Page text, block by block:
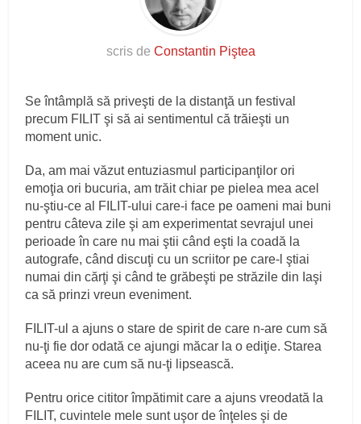
scris de Constantin Piştea
Se întâmplă să priveşti de la distanţă un festival
precum FILIT şi să ai sentimentul că trăieşti un
moment unic.
Da, am mai văzut entuziasmul participanţilor ori
emoţia ori bucuria, am trăit chiar pe pielea mea acel
nu-ştiu-ce al FILIT-ului care-i face pe oameni mai buni
pentru câteva zile şi am experimentat sevrajul unei
perioade în care nu mai ştii când eşti la coadă la
autografe, când discuţi cu un scriitor pe care-l ştiai
numai din cărţi şi când te grăbeşti pe străzile din Iaşi
ca să prinzi vreun eveniment.
FILIT-ul a ajuns o stare de spirit de care n-are cum să
nu-ţi fie dor odată ce ajungi măcar la o ediţie. Starea
aceea nu are cum să nu-ţi lipsească.
Pentru orice cititor împătimit care a ajuns vreodată la
FILIT, cuvintele mele sunt uşor de înţeles şi de